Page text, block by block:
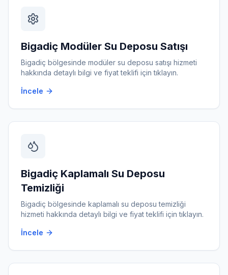
Bigadiç Modüler Su Deposu Satışı
Bigadiç bölgesinde modüler su deposu satışı hizmeti
hakkında detaylı bilgi ve fiyat teklifi için tıklayın.
İncele
Bigadiç Kaplamalı Su Deposu
Temizliği
Bigadiç bölgesinde kaplamalı su deposu temizliği
hizmeti hakkında detaylı bilgi ve fiyat teklifi için tıklayın.
İncele